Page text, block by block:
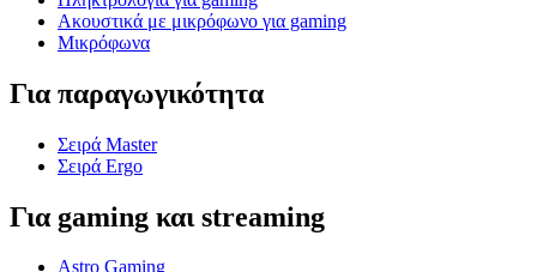
Ακουστικά με μικρόφωνο για gaming
Μικρόφωνα
Για παραγωγικότητα
Σειρά Master
Σειρά Ergo
Για gaming και streaming
Astro Gaming